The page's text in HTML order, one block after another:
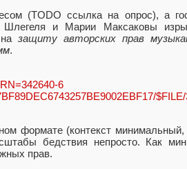
(TODO ссылка на опрос), а
и Марии Максаковы
назащиту авторских прав
.
6
формате (контекст минимальный,
бедствия непросто. Как
прав.